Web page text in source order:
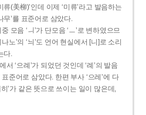
(美柳)’인데 이제 ‘미류’라고 발음하는
무’를 표준어로 삼았다.
모음 ‘ㅢ’가 단모음 ‘ㅡ’로 변하였으므
노’의 ‘늬’도 언어 현실에서 [니]로 소리
다.
서 ‘으례’가 되었던 것인데 ‘례’의 발음
표준어로 삼았다. 한편 부사 ‘으레’에 다
히’가 같은 뜻으로 쓰이는 일이 많은데,